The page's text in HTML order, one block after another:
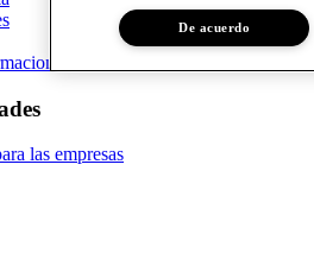
las empresas
De acuerdo